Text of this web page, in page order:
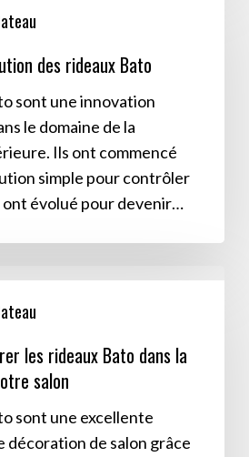
des rideaux Bato
sont une innovation
le domaine de la
Ils ont commencé
simple pour contrôler
ont évolué pour devenir…
les rideaux Bato dans la
salon
sont une excellente
décoration de salon grâce